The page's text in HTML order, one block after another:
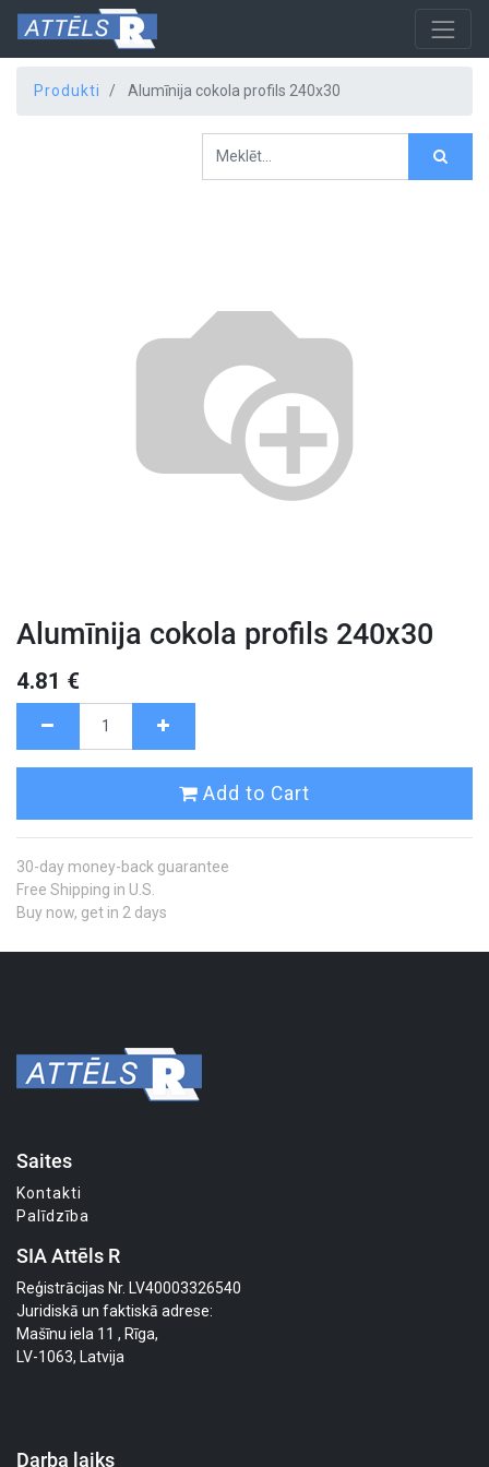
Produkti Alumīnija cokola profils 240x30
Alumīnija cokola profils 240x30
4.81 €
Add to Cart
30-day money-back guarantee
Free Shipping in U.S.
Buy now, get in 2 days
Saites
Kontakti
Palīdzība
SIA Attēls R
Reģistrācijas Nr. LV40003326540
Juridiskā un faktiskā adrese:
Mašīnu iela 11 , Rīga,
LV-1063, Latvija
Darba laiks